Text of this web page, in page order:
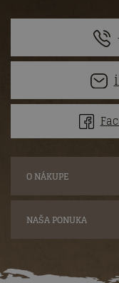
O NÁKUPE
NAŠA PONUKA